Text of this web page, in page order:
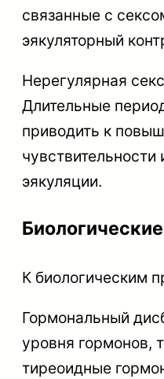
связанные с
эякуляторный
Нерегулярная
Длительные
приводить к
эякуляции.
К биологическим
Гормональный
уровня гормонов,
тиреоидные